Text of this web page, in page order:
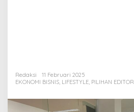
Redaksi
11 Februari 2025
EKONOMI BISNIS, LIFESTYLE, PILIHAN EDITOR